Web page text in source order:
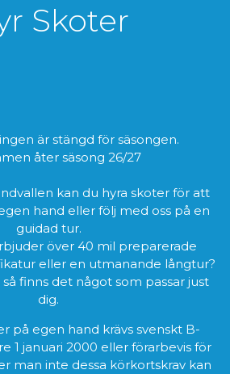
Skoter
är stängd för säsongen.
åter säsong 26/27
kan du hyra skoter för att
hand eller följ med oss på en
guidad tur.
över 40 mil preparerade
eller en utmanande långtur?
finns det något som passar just
dig.
på egen hand krävs svenskt B-
1 januari 2000 eller förarbevis för
man inte dessa körkortskrav kan